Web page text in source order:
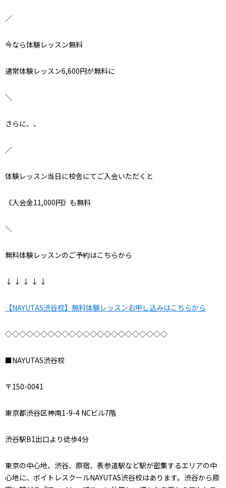
／
今なら体験レッスン無料
通常体験レッスン6,600円が無料に
＼
さらに、、
／
体験レッスン当日に校舎にてご入会いただくと
《入会金11,000円》も無料
＼
無料体験レッスンのご予約はこちらから
↓ ↓ ↓ ↓ ↓
【NAYUTAS渋谷校】無料体験レッスンお申し込みはこちらから
◇◇◇◇◇◇◇◇◇◇◇◇◇◇◇◇◇◇◇◇◇◇◇
■NAYUTAS渋谷校
〒150-0041
東京都渋谷区神南1-9-4 NCビル7階
渋谷駅B1出口より徒歩4分
東京の中心地、渋谷、原宿、表参道駅など駅が密集するエリアの中
心地に、ボイトレスクールNAYUTAS渋谷校はあります。渋谷から原